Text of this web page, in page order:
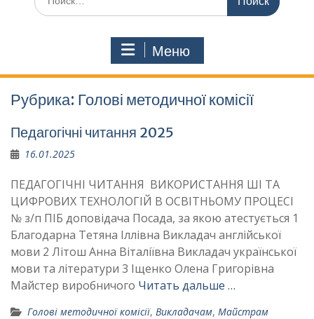
по:
Меню
Рубрика: Голові методичної комісії
Педагогічні читання 2025
16.01.2025
ПЕДАГОГІЧНІ ЧИТАННЯ ВИКОРИСТАННЯ ШІ ТА
ЦИФРОВИХ ТЕХНОЛОГІЙ В ОСВІТНЬОМУ ПРОЦЕСІ
№ з/п ПІБ доповідача Посада, за якою атестується 1
Благодарна Тетяна Іллівна Викладач англійської
мови 2 Літош Анна Віталіївна Викладач української
мови та літератури 3 Іщенко Олена Григорівна
Майстер виробничого Читать дальше …
Голові методичної комісії, Викладачам, Майстрам